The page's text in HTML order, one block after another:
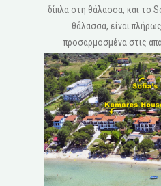
δίπλα στη θάλασσα, και το
θάλασσα, είναι
προσαρμοσμένα στις